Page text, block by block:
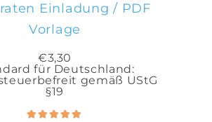
Einladung / PDF
Vorlage
€3,30
für Deutschland:
gemäß UStG
§19